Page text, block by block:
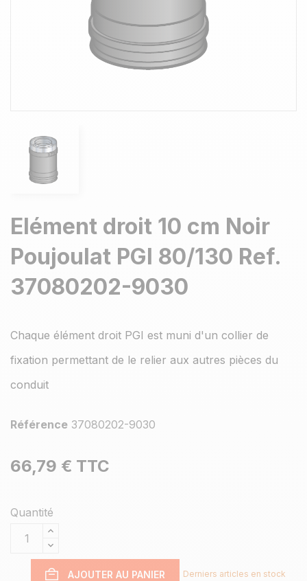
Elément droit 10 cm Noir
Poujoulat PGI 80/130 Ref.
37080202-9030
Chaque élément droit PGI est muni d'un collier de
fixation permettant de le relier aux autres pièces du
conduit
Référence 37080202-9030
66,79 € TTC
Quantité
AJOUTER AU PANIER Derniers articles en stock